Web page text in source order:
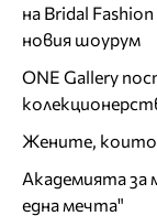
на Bridal
новия шоурум
ONE Gallery
Жените, които
Академията за
една мечта"